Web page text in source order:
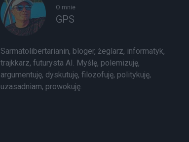
O mnie
GPS
Sarmatolibertarianin, bloger, żeglarz, informatyk,
trajkkarz, futurysta AI. Myślę, polemizuję,
argumentuję, dyskutuję, filozofuję, politykuję,
uzasadniam, prowokuję.